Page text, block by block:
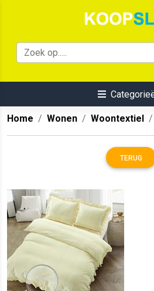
Home Wonen Woontextiel
TERUG